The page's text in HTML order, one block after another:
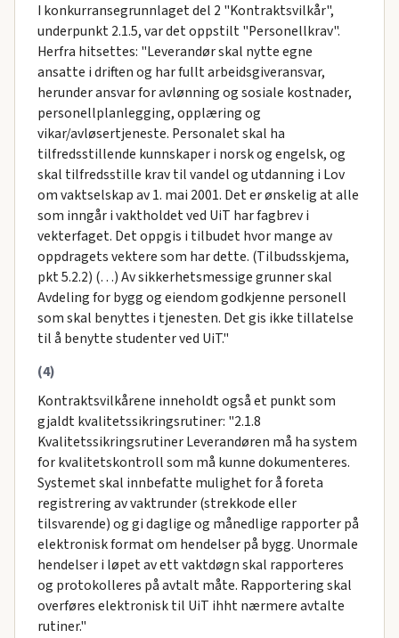
I konkurransegrunnlaget del 2 "Kontraktsvilkår",
underpunkt 2.1.5, var det oppstilt "Personellkrav".
Herfra hitsettes: "Leverandør skal nytte egne
ansatte i driften og har fullt arbeidsgiveransvar,
herunder ansvar for avlønning og sosiale kostnader,
personellplanlegging, opplæring og
vikar/avløsertjeneste. Personalet skal ha
tilfredsstillende kunnskaper i norsk og engelsk, og
skal tilfredsstille krav til vandel og utdanning i Lov
om vaktselskap av 1. mai 2001. Det er ønskelig at alle
som inngår i vaktholdet ved UiT har fagbrev i
vekterfaget. Det oppgis i tilbudet hvor mange av
oppdragets vektere som har dette. (Tilbudsskjema,
pkt 5.2.2) (…) Av sikkerhetsmessige grunner skal
Avdeling for bygg og eiendom godkjenne personell
som skal benyttes i tjenesten. Det gis ikke tillatelse
til å benytte studenter ved UiT."
(4)
Kontraktsvilkårene inneholdt også et punkt som
gjaldt kvalitetssikringsrutiner: "2.1.8
Kvalitetssikringsrutiner Leverandøren må ha system
for kvalitetskontroll som må kunne dokumenteres.
Systemet skal innbefatte mulighet for å foreta
registrering av vaktrunder (strekkode eller
tilsvarende) og gi daglige og månedlige rapporter på
elektronisk format om hendelser på bygg. Unormale
hendelser i løpet av ett vaktdøgn skal rapporteres
og protokolleres på avtalt måte. Rapportering skal
overføres elektronisk til UiT ihht nærmere avtalte
rutiner."